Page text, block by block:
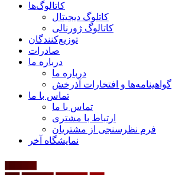
کاتالوگ‌ها
کاتلوگ دیجیتال
کاتالوگ ژورنالی
توزیع‌کنندگان
صادرات
درباره ما
درباره ما
گواهینامه‌ها و افتخارات آذرخش
تماس با ما
تماس با ما
ارتباط با مشتری
فرم نظرسنجی از مشتریان
نمایشگاه‌ آخر